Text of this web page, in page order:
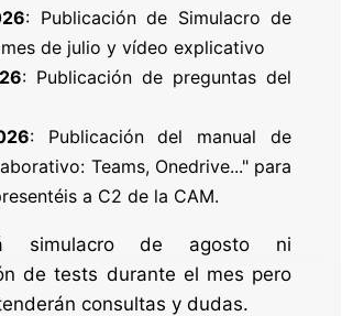
privacidad
: Publicación de Simulacro de
de julio y vídeo explicativo
: Publicación de preguntas del
: Publicación del manual de
Teams, Onedrive..." para
a C2 de la CAM.
simulacro de agosto ni
de tests durante el mes pero
consultas y dudas.